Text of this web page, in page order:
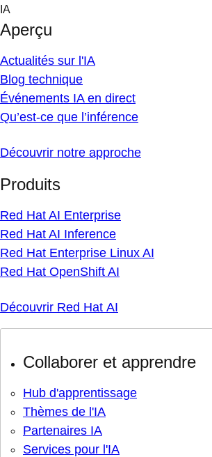
Skip
content
IA
Aperçu
Actualités sur l'IA
Blog technique
Événements IA en direct
Qu’est-ce que l’inférence
Découvrir notre approche
Produits
Red Hat AI Enterprise
Red Hat AI Inference
Red Hat Enterprise Linux AI
Red Hat OpenShift AI
Découvrir Red Hat AI
Collaborer et apprendre
Hub d'apprentissage
Thèmes de l'IA
Partenaires IA
Services pour l'IA